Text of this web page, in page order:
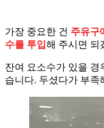
가장 중요한 건 주유구
수를 투입해 주시면 되
잔여 요소수가 있을 경
습니다. 두셨다가 부족